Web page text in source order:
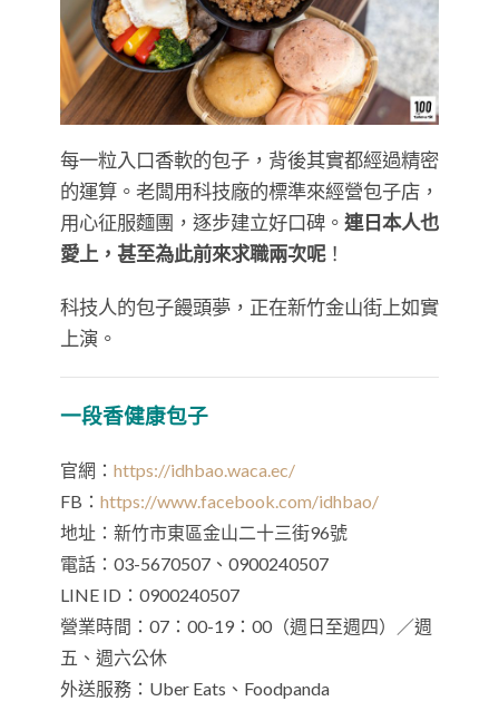
每一粒入口香軟的包子，背後其實都經過精密
的運算。老闆用科技廠的標準來經營包子店，
用心征服麵團，逐步建立好口碑。 連日本人也
愛上，甚至為此前來求職兩次呢！
科技人的包子饅頭夢，正在新竹金山街上如實
上演。
一段香健康包子
官網： https://idhbao.waca.ec/
FB： https://www.facebook.com/idhbao/
地址：新竹市東區金山二十三街96號
電話：03-5670507、0900240507
LINE ID：0900240507
營業時間：07：00-19：00（週日至週四）／週
五、週六公休
外送服務：Uber Eats、Foodpanda